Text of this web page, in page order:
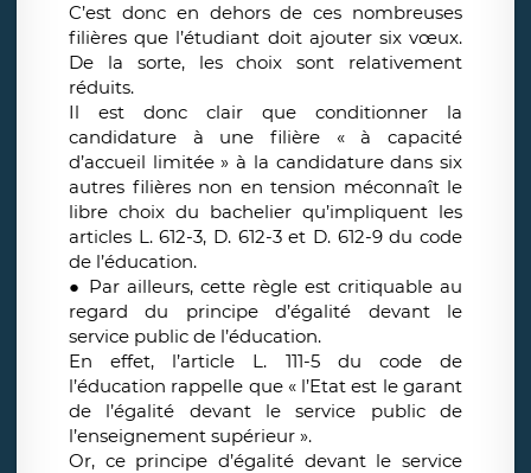
C’est donc en dehors de ces nombreuses
filières que l’étudiant doit ajouter six vœux.
De la sorte, les choix sont relativement
réduits.
Il est donc clair que conditionner la
candidature à une filière « à capacité
d’accueil limitée » à la candidature dans six
autres filières non en tension méconnaît le
libre choix du bachelier qu’impliquent les
articles L. 612-3, D. 612-3 et D. 612-9 du code
de l’éducation.
● Par ailleurs, cette règle est critiquable au
regard du principe d’égalité devant le
service public de l’éducation.
En effet, l’article L. 111-5 du code de
l’éducation rappelle que « l’Etat est le garant
de l’égalité devant le service public de
l’enseignement supérieur ».
Or, ce principe d’égalité devant le service